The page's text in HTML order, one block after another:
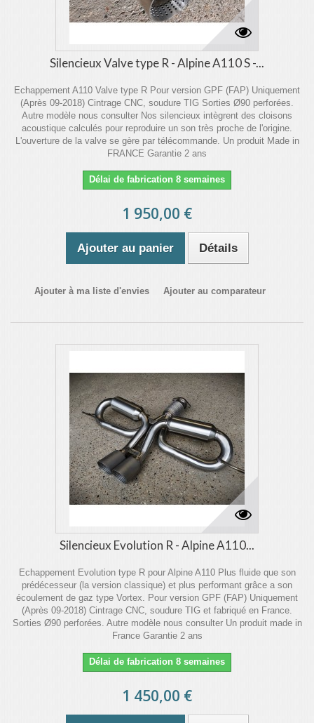
Silencieux Valve type R - Alpine A110 S -...
Echappement A110 Valve type R Pour version GPF (FAP) Uniquement
(Après 09-2018) Cintrage CNC, soudure TIG Sorties Ø90 perforées.
Autre modèle nous consulter Nos silencieux intègrent des cloisons
acoustique calculés pour reproduire un son très proche de l'origine.
L'ouverture de la valve se gère par télécommande. Un produit Made in
FRANCE Garantie 2 ans
Délai de fabrication 8 semaines
1 950,00 €
Ajouter au panier Détails
Ajouter à ma liste d'envies Ajouter au comparateur
Silencieux Evolution R - Alpine A110...
Echappement Evolution type R pour Alpine A110 Plus fluide que son
prédécesseur (la version classique) et plus performant grâce a son
écoulement de gaz type Vortex. Pour version GPF (FAP) Uniquement
(Après 09-2018) Cintrage CNC, soudure TIG et fabriqué en France.
Sorties Ø90 perforées. Autre modèle nous consulter Un produit made in
France Garantie 2 ans
Délai de fabrication 8 semaines
1 450,00 €